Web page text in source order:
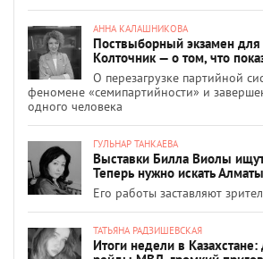
АННА КАЛАШНИКОВА
Поствыборный экзамен для
Колточник — о том, что
О перезагрузке партийной
феномене «семипартийности» и
одного человека
ГУЛЬНАР ТАНКАЕВА
Выставки Билла Виолы
Теперь нужно искать Алматы
Его работы заставляют
ТАТЬЯНА РАДЗИШЕВСКАЯ
Итоги недели в